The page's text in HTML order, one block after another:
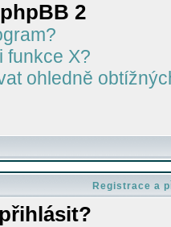
2
funkce X?
ohledně
Registrace a